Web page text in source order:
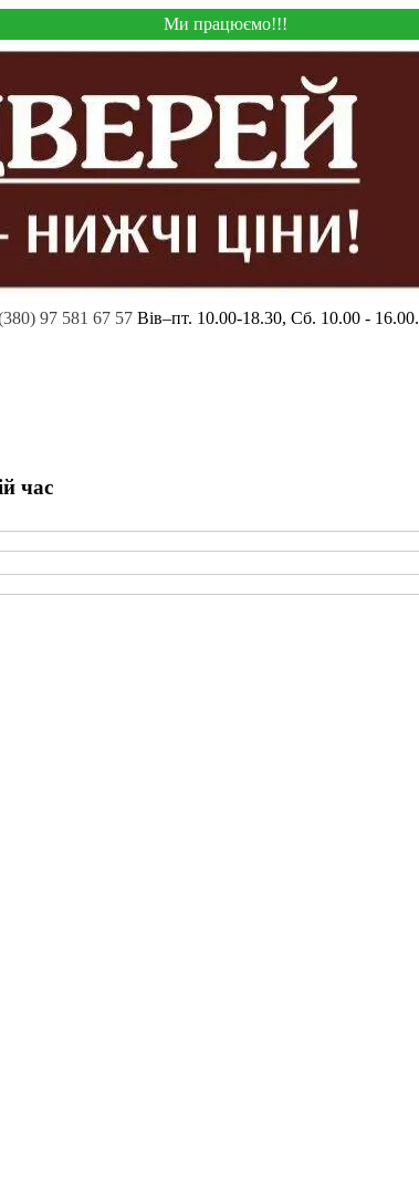
Ми працюємо!!!
97 581 67 57 Вів–пт. 10.00-18.30, Сб. 10.00 - 16.00.
час